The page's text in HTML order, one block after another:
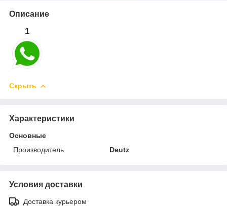
Описание
1
Скрыть
Характеристики
Основные
Производитель
Deutz
Условия доставки
Доставка курьером